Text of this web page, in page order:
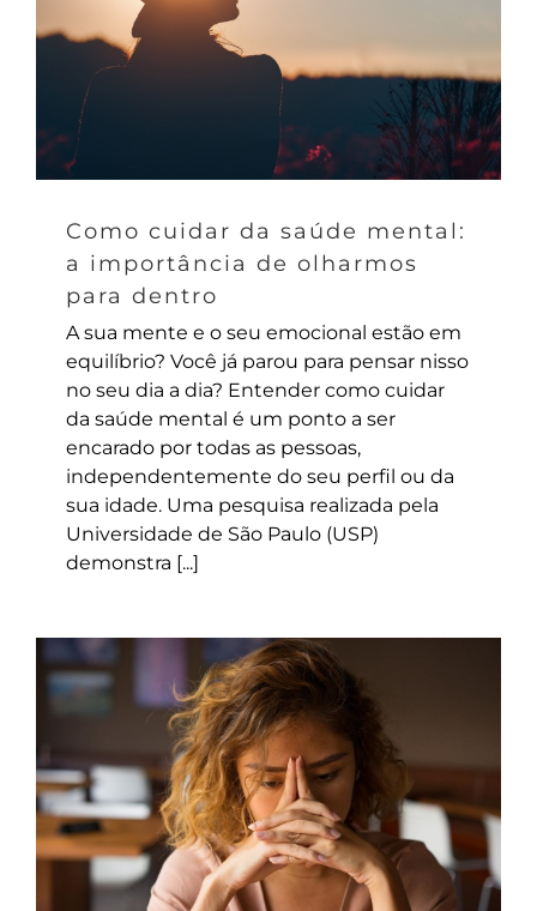
Como cuidar da saúde mental:
a importância de olharmos
para dentro
A sua mente e o seu emocional estão em
equilíbrio? Você já parou para pensar nisso
no seu dia a dia? Entender como cuidar
da saúde mental é um ponto a ser
encarado por todas as pessoas,
independentemente do seu perfil ou da
sua idade. Uma pesquisa realizada pela
Universidade de São Paulo (USP)
demonstra [...]